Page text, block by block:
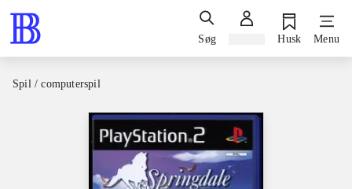
Søg Husk Menu
Spil / computerspil